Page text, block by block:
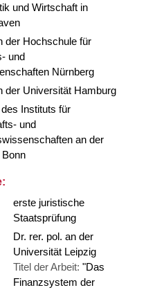
und Wirtschaft in
der Hochschule für
und
Nürnberg
der Universität Hamburg
Instituts für
und
an der
erste juristische
Staatsprüfung
Dr. rer. pol. an der
Universität Leipzig
Titel der Arbeit: "Das
Finanzsystem der